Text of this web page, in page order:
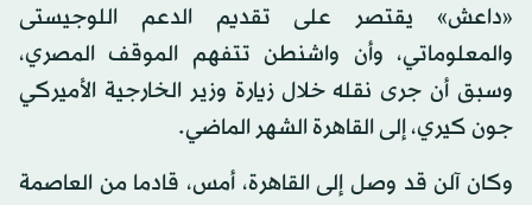
«داعش» يقتصر على تقديم الدعم اللوجيستى
والمعلوماتي، وأن واشنطن تتفهم الموقف المصري،
وسبق أن جرى نقله خلال زيارة وزير الخارجية الأميركي
جون كيري، إلى القاهرة الشهر الماضي.
وكان آلن قد وصل إلى القاهرة، أمس، قادما من العاصمة